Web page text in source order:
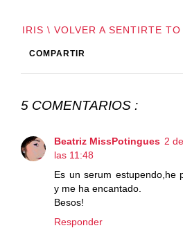
IRIS \ VOLVER A SENTIRTE TO
COMPARTIR
5 COMENTARIOS :
Beatriz MissPotingues 2
las 11:48
Es un serum estupendo,he
y me ha encantado.
Besos!
Responder